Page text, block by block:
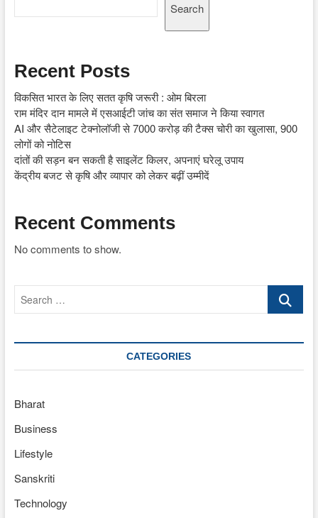
Search
Recent Posts
विकसित भारत के लिए सतत कृषि जरूरी : ओम बिरला
राम मंदिर दान मामले में एसआईटी जांच का संत समाज ने किया स्वागत
AI और सैटेलाइट टेक्नोलॉजी से 7000 करोड़ की टैक्स चोरी का खुलासा, 900
लोगों को नोटिस
दांतों की सड़न बन सकती है साइलेंट किलर, अपनाएं घरेलू उपाय
केंद्रीय बजट से कृषि और व्यापार को लेकर बढ़ीं उम्मीदें
Recent Comments
No comments to show.
Search
CATEGORIES
Bharat
Business
Lifestyle
Sanskriti
Technology